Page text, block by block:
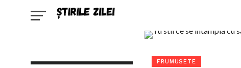
FRUMUSETE